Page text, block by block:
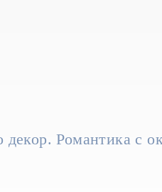
декор. Романтика с